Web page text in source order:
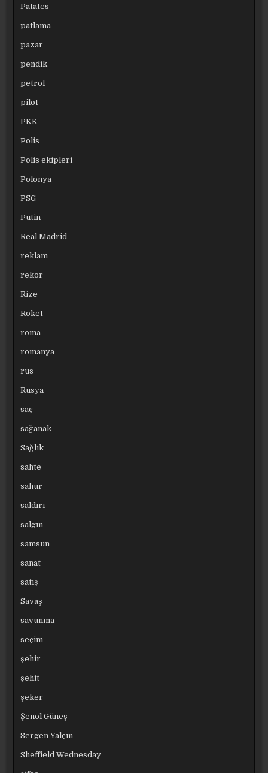
Patates
patlama
pazar
pendik
petrol
pilot
PKK
Polis
Polis ekipleri
Polonya
PSG
Putin
Real Madrid
reklam
rekor
Rize
Roket
roma
romanya
rus
Rusya
saç
sağanak
Sağlık
sahte
sahur
saldırı
salgın
samsun
sanat
satış
Savaş
savunma
seçim
şehir
şehit
şeker
Şenol Güneş
Sergen Yalçın
Sheffield Wednesday